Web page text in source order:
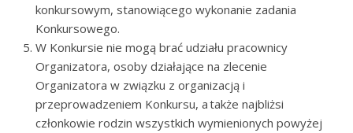
konkursowym, stanowiącego wykonanie zadania
Konkursowego.
W Konkursie nie mogą brać udziału pracownicy
Organizatora, osoby działające na zlecenie
Organizatora w związku z organizacją i
przeprowadzeniem Konkursu, a także najbliżsi
członkowie rodzin wszystkich wymienionych powyżej